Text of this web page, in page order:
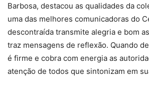
Barbosa, destacou as qualidades da
uma das melhores comunicadoras do
descontraída transmite alegria e bom
traz mensagens de reflexão. Quando
é firme e cobra com energia as
atenção de todos que sintonizam em